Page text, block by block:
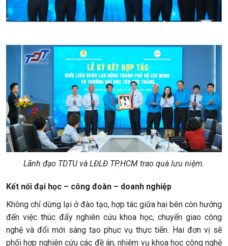
Lãnh đạo TDTU và LĐLĐ TP.HCM trao quà lưu niệm.
Kết nối đại học – công đoàn – doanh nghiệp
Không chỉ dừng lại ở đào tạo, hợp tác giữa hai bên còn hướng
đến việc thúc đẩy nghiên cứu khoa học, chuyển giao công
nghệ và đổi mới sáng tạo phục vụ thực tiễn. Hai đơn vị sẽ
phối hợp nghiên cứu các đề án, nhiệm vụ khoa học công nghệ